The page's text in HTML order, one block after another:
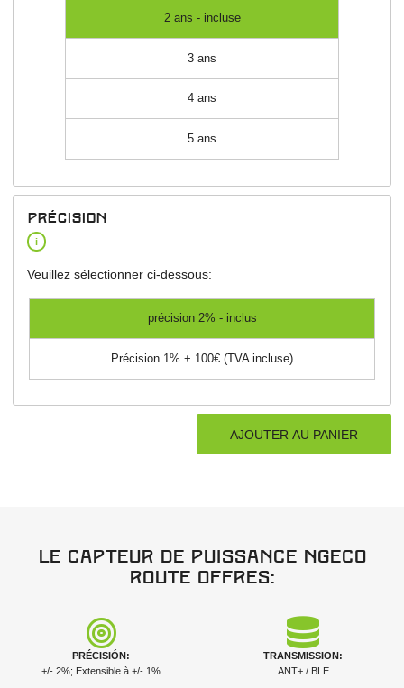
2 ans - incluse
3 ans
4 ans
5 ans
Précision
i
Veuillez sélectionner ci-dessous:
précision 2% - inclus
Précision 1% + 100€ (TVA incluse)
Le capteur de puissance NGeco
Route offres:
PRÉCISIÓN:
+/- 2%; Extensible à +/- 1%
TRANSMISSION:
ANT+ / BLE